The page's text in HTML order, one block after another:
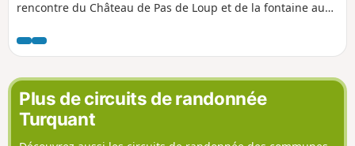
rencontre du Château de Pas de Loup et de la fontaine au
Itinéraire conçu et balisé par la Communauté de
Communes du Loudunais, labellisé par le comité
départemental FFRP de la Vienne.
Plus de circuits de randonnée
Turquant